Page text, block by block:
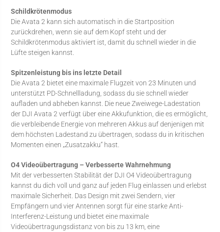
Schildkrötenmodus
Die Avata 2 kann sich automatisch in die Startposition
zurückdrehen, wenn sie auf dem Kopf steht und der
Schildkrötenmodus aktiviert ist, damit du schnell wieder in die
Lüfte steigen kannst.
Spitzenleistung bis ins letzte Detail
Die Avata 2 bietet eine maximale Flugzeit von 23 Minuten und
unterstützt PD-Schnellladung, sodass du sie schnell wieder
aufladen und abheben kannst. Die neue Zweiwege-Ladestation
der DJI Avata 2 verfügt über eine Akkufunktion, die es ermöglicht,
die verbleibende Energie von mehreren Akkus auf denjenigen mit
dem höchsten Ladestand zu übertragen, sodass du in kritischen
Momenten einen „Zusatzakku“ hast.
O4 Videoübertragung – Verbesserte Wahrnehmung
Mit der verbesserten Stabilität der DJI O4 Videoübertragung
kannst du dich voll und ganz auf jeden Flug einlassen und erlebst
maximale Sicherheit. Das Design mit zwei Sendern, vier
Empfängern und vier Antennen sorgt für eine starke Anti-
Interferenz-Leistung und bietet eine maximale
Videoübertragungsdistanz von bis zu 13 km, eine